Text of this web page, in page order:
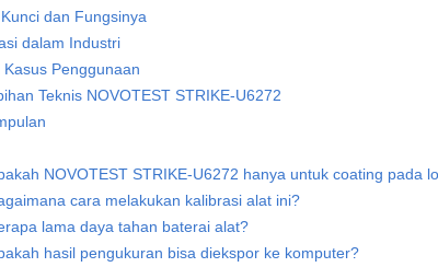
dan Fungsinya
dalam Industri
Kasus Penggunaan
Teknis NOVOTEST STRIKE-U6272
NOVOTEST STRIKE-U6272 hanya untuk coating pada
cara melakukan kalibrasi alat ini?
lama daya tahan baterai alat?
hasil pengukuran bisa diekspor ke komputer?